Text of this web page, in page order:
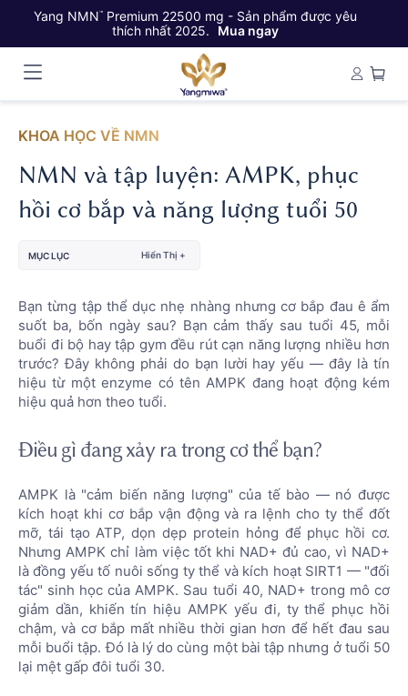
Yang NMN™Premium 22500 mg - Sản phẩm được yêu
thích nhất 2025.
Mua ngay
KHOA HỌC VỀ NMN
NMN và tập luyện: AMPK, phục
hồi cơ bắp và năng lượng tuổi 50
MỤC LỤC Hiển Thị +
Bạn từng tập thể dục nhẹ nhàng nhưng cơ bắp đau ê ẩm
suốt ba, bốn ngày sau? Bạn cảm thấy sau tuổi 45, mỗi
buổi đi bộ hay tập gym đều rút cạn năng lượng nhiều hơn
trước? Đây không phải do bạn lười hay yếu — đây là tín
hiệu từ một enzyme có tên AMPK đang hoạt động kém
hiệu quả hơn theo tuổi.
Điều gì đang xảy ra trong cơ thể bạn?
AMPK là "cảm biến năng lượng" của tế bào — nó được
kích hoạt khi cơ bắp vận động và ra lệnh cho ty thể đốt
mỡ, tái tạo ATP, dọn dẹp protein hỏng để phục hồi cơ.
Nhưng AMPK chỉ làm việc tốt khi NAD+ đủ cao, vì NAD+
là đồng yếu tố nuôi sống ty thể và kích hoạt SIRT1 — "đối
tác" sinh học của AMPK. Sau tuổi 40, NAD+ trong mô cơ
giảm dần, khiến tín hiệu AMPK yếu đi, ty thể phục hồi
chậm, và cơ bắp mất nhiều thời gian hơn để hết đau sau
mỗi buổi tập. Đó là lý do cùng một bài tập nhưng ở tuổi 50
lại mệt gấp đôi tuổi 30.